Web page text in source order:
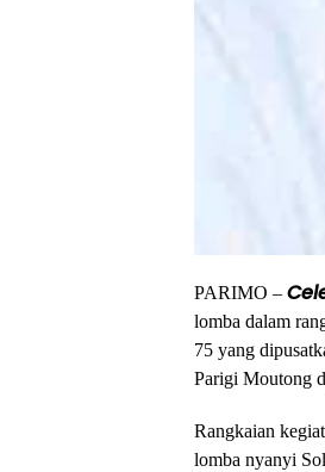
PARIMO –
lomba dalam
75 yang
Parigi Moutong
Rangkaian
lomba nyanyi